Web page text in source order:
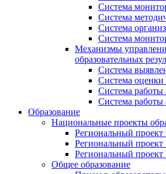
Система
Система
Система
Система
Механизмы
образовательных
Система
Система оценки
Система
Система работы
Образование
Национальные проекты
Региональный
Региональный проект
Региональный проект
Общее образование